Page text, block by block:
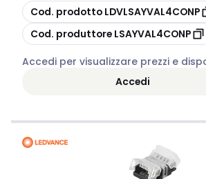
copia
Cod. prodotto LDVLSAYVAL4CONP
copia
Cod. produttore LSAYVAL4CONP
Accedi per visualizzare prezzi e
Accedi